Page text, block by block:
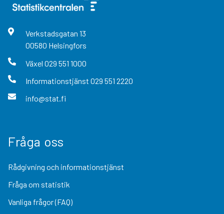
Verkstadsgatan 13
00580 Helsingfors
Växel 029 551 1000
Informationstjänst 029 551 2220
info@stat.fi
Fråga oss
Rådgivning och informationstjänst
Fråga om statistik
Vanliga frågor (FAQ)